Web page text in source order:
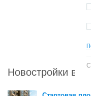
Новостройки в